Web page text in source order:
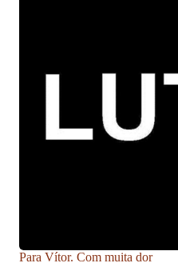
Para Vítor. Com muita dor